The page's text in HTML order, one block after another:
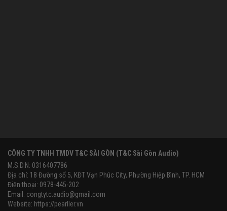
CÔNG TY TNHH TMDV T&C SÀI GÒN (T&C Sài Gòn Audio)
M.S.D.N: 0316407786
Địa chỉ: 18 Đường số 5, KĐT Vạn Phúc City, Phường Hiệp Bình, TP. HCM
Điện thoại: 0978-445-202
Email: congtytc.audio@gmail.com
Website: https://pearller.vn